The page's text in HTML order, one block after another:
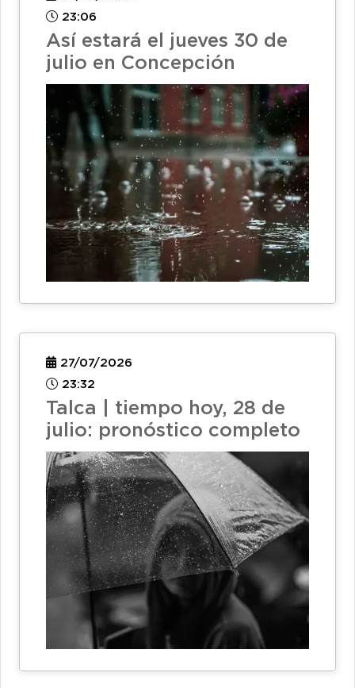
23:06
Así estará el jueves 30 de
julio en Concepción
27/07/2026
23:32
Talca | tiempo hoy, 28 de
julio: pronóstico completo